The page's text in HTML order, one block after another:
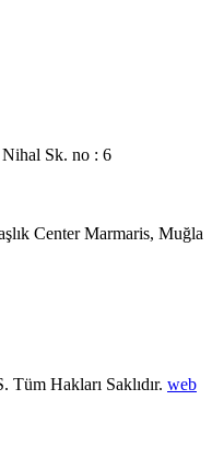
Nihal Sk. no : 6
Center Marmaris, Muğla
. Tüm Hakları Saklıdır. web